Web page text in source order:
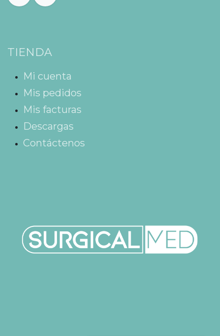
TIENDA
Mi cuenta
Mis pedidos
Mis facturas
Descargas
Contáctenos